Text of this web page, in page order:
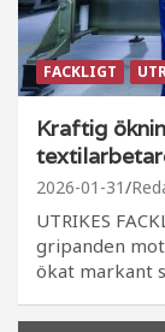
FACKLIGT
Kraftig
2026-01-31
UTRIKES
gripanden
ökat markant